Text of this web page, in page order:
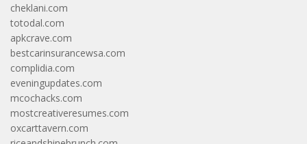
cheklani.com
totodal.com
apkcrave.com
bestcarinsurancewsa.com
complidia.com
eveningupdates.com
mcochacks.com
mostcreativeresumes.com
oxcarttavern.com